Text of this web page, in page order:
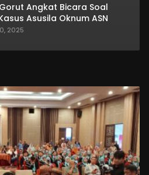
Angkat Bicara Soal
Asusila Oknum ASN
2025